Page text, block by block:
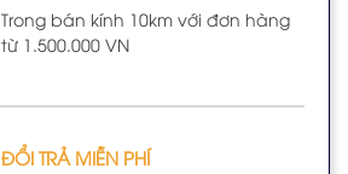
Trong bán kính 10km với đơn hàng
từ 1.500.000 VN
ĐỔI TRẢ MIỄN PHÍ